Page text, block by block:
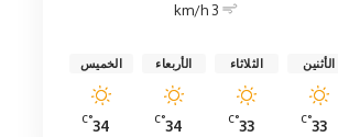
3 km/h
الأثنين
33
°C
الثلاثاء
33
°C
الأربعاء
34
°C
الخميس
34
°C